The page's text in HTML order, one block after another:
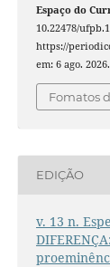
Espaço do
10.22478/
https://
em: 6 ago. 2026.
Fomatos
EDIÇÃO
v. 13 n.